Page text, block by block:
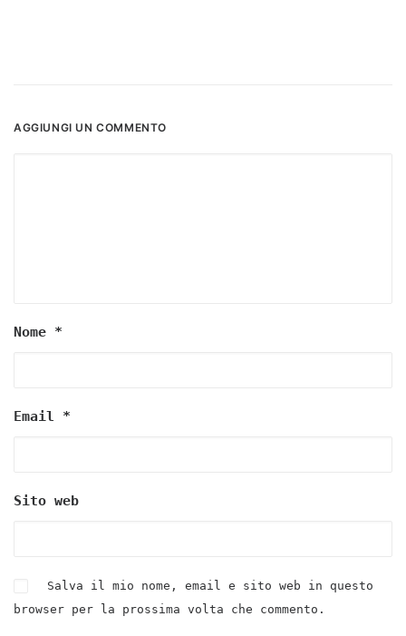
AGGIUNGI UN COMMENTO
Nome *
Email *
Sito web
Salva il mio nome, email e sito web in questo
browser per la prossima volta che commento.